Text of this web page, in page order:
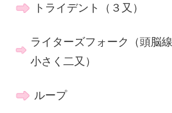
トライデント（３又）
ライターズフォーク（頭脳
小さく二又）
ループ